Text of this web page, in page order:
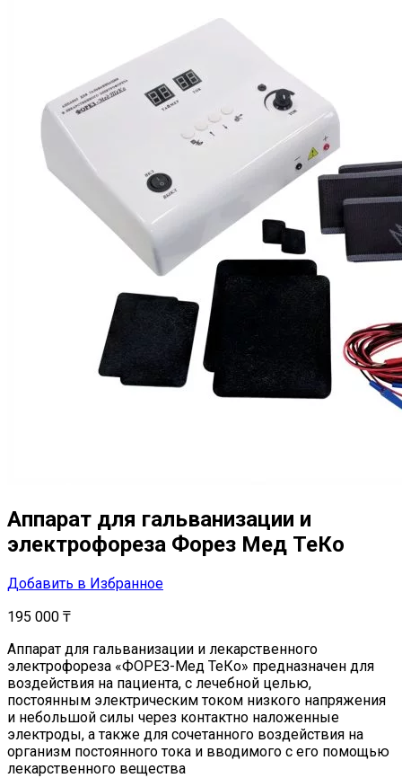
Аппарат для гальванизации и
электрофореза Форез Мед ТеКо
Добавить в Избранное
195 000 ₸
Аппарат для гальванизации и лекарственного
электрофореза «ФОРЕЗ-Мед ТеКо» предназначен для
воздействия на пациента, с лечебной целью,
постоянным электрическим током низкого напряжения
и небольшой силы через контактно наложенные
электроды, а также для сочетанного воздействия на
организм постоянного тока и вводимого с его помощью
лекарственного вещества